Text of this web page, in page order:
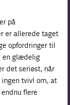
på
er allerede taget
opfordringer til
en glædelig
det seriøst, når
tvivl om, at
flere